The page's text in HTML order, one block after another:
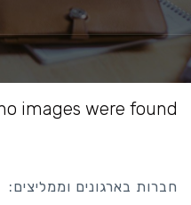
images were found
חברות בארגונים וממליצים: